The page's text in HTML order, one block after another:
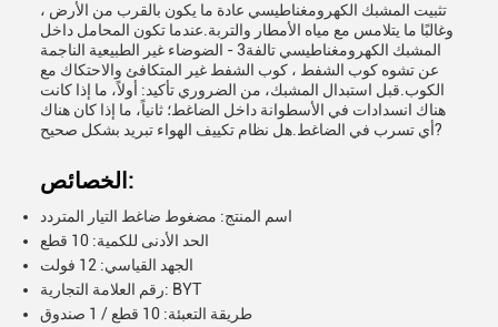
تثبيت المشبك الكهرومغناطيسي عادة ما يكون بالقرب من الأرض ،
وغالبًا ما يتلامس مع مياه الأمطار والتربة.عندما تكون المحامل داخل
المشبك الكهرومغناطيسي تالفة3 - الضوضاء غير الطبيعية الناجمة
عن تشوه كوب الشفط ، كوب الشفط غير المتكافئ والاحتكاك مع
الكوب.قبل استبدال المشبك، من الضروري تأكيد: أولاً، ما إذا كانت
هناك انسدادات في الأسطوانة داخل الضاغط؛ ثانياً، ما إذا كان هناك
أي تسرب في الضاغط.هل نظام تكييف الهواء تبريد بشكل صحيح?
الخصائص:
اسم المنتج: مضغوط ضاغط التيار المتردد
الحد الأدنى للكمية: 10 قطع
الجهد القياسي: 12 فولت
رقم العلامة التجارية: BYT
طريقة التعبئة: 10 قطع / 1 صندوق